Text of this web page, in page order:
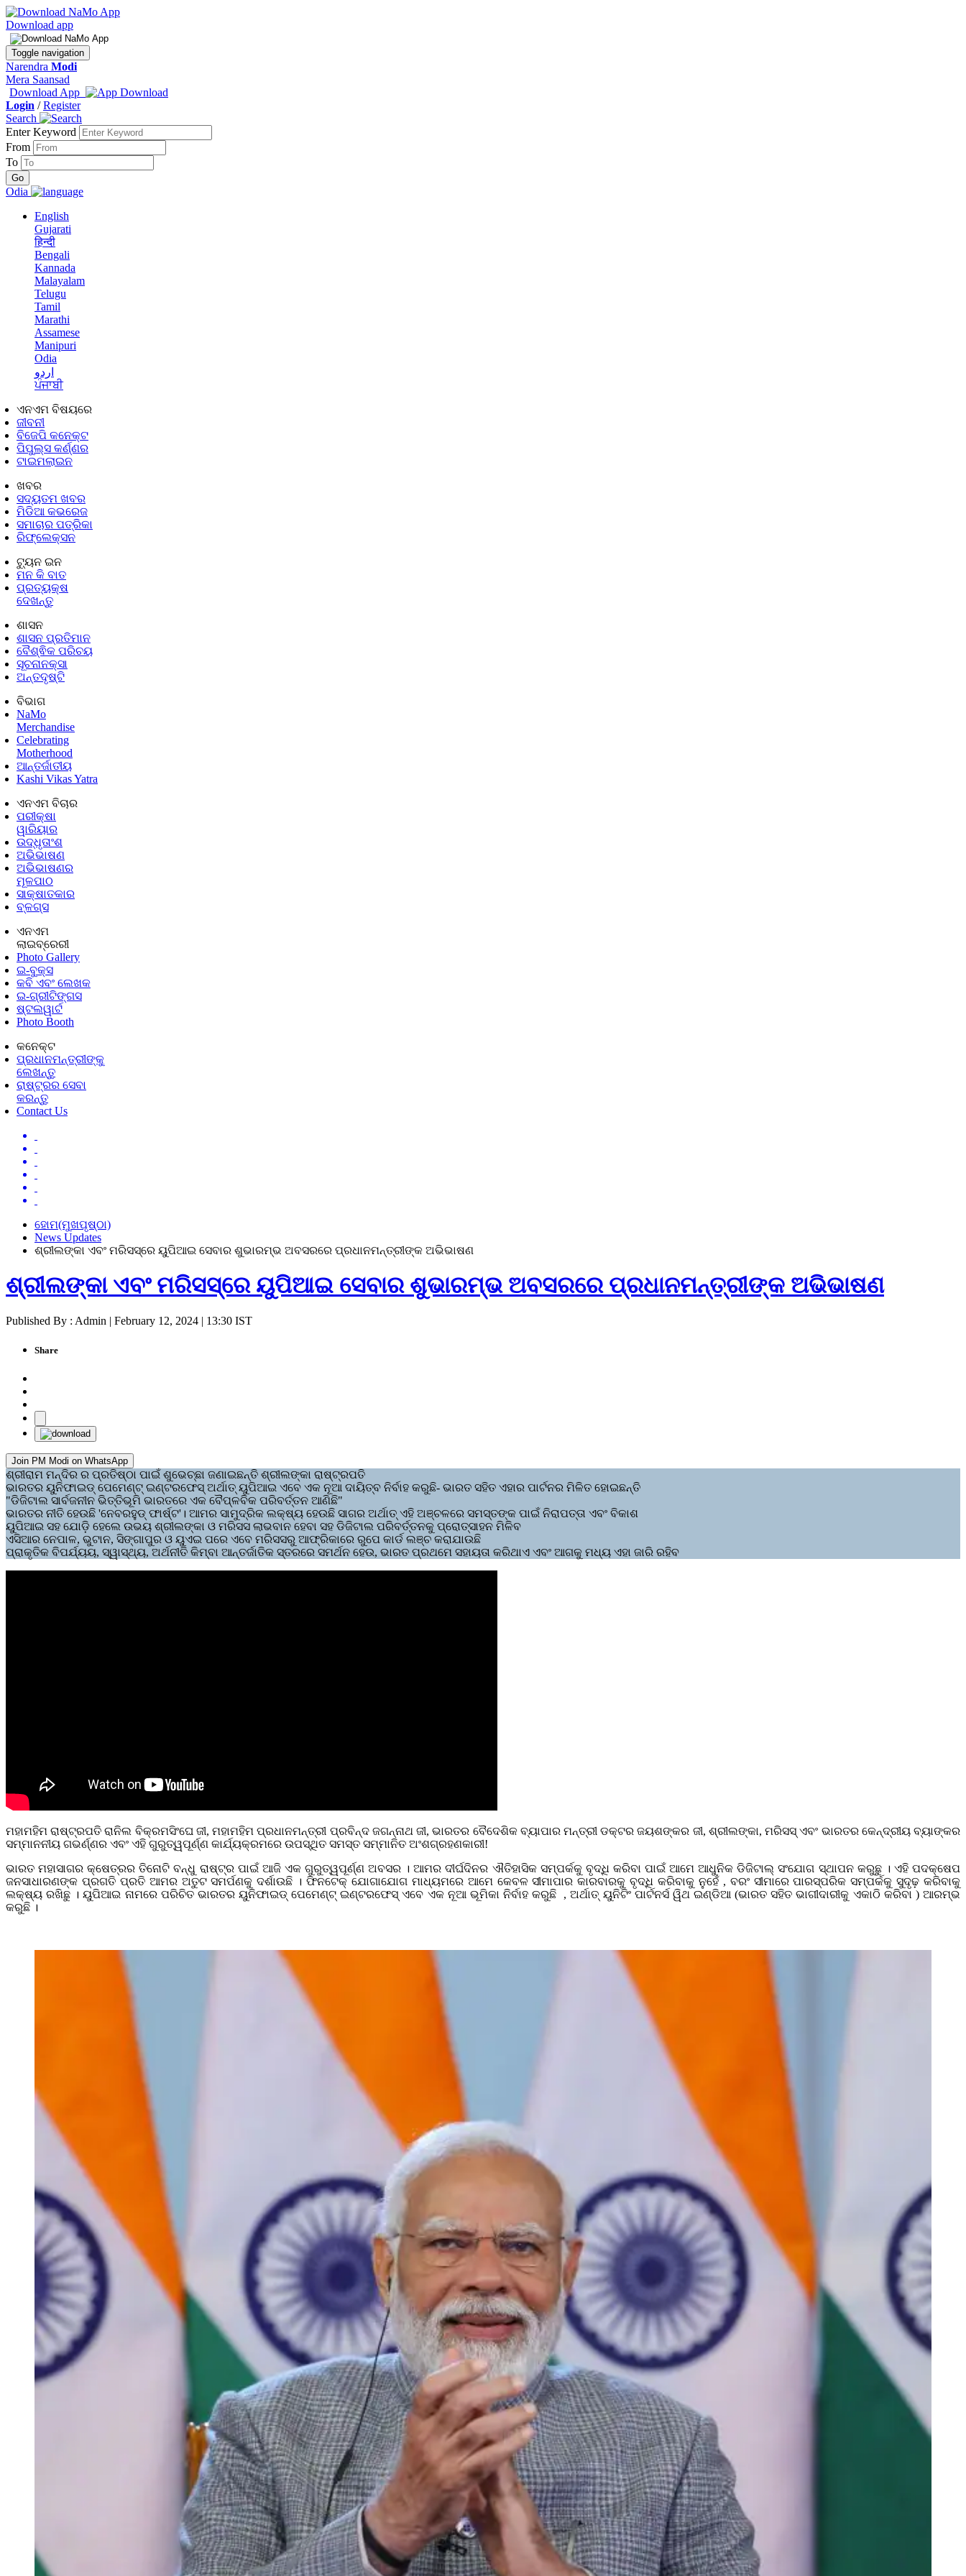
Download app
Toggle navigation
Narendra Modi
Mera Saansad
Download App
Login /Register
Search
Enter Keyword
From
To
Odia
English
Gujarati
हिन्दी
Bengali
Kannada
Malayalam
Telugu
Tamil
Marathi
Assamese
Manipuri
Odia
اردو
ਪੰਜਾਬੀ
ଏନଏମ ବିଷୟରେ
ଜୀବନୀ
ବିଜେପି କନେକ୍ଟ
ପିପୁଲ୍ସ କର୍ଣ୍ଣର
ଟାଇମଲାଇନ
ଖବର
ସଦ୍ୟତମ ଖବର
ମିଡିଆ କଭରେଜ
ସମାଚାର ପତ୍ରିକା
ରିଫ୍ଲେକ୍ସନ
ଟ୍ୟୁନ ଇନ
ମନ କି ବାତ
ପ୍ରତ୍ୟକ୍ଷ
ଦେଖନ୍ତୁ
ଶାସନ
ଶାସନ ପ୍ରତିମାନ
ବୈଶ୍ଵିକ ପରିଚୟ
ସୂଚନାନକ୍ସା
ଅନ୍ତଦୃଷ୍ଟି
ବିଭାଗ
NaMo
Merchandise
Celebrating
Motherhood
ଆନ୍ତର୍ଜାତୀୟ
Kashi Vikas Yatra
ଏନଏମ ବିଚାର
ପରୀକ୍ଷା
ୱାରିୟାର
ଉଦ୍ଧୃତାଂଶ
ଅଭିଭାଷଣ
ଅଭିଭାଷଣର
ମୂଳପାଠ
ସାକ୍ଷାତକାର
ବ୍ଳଗ୍ସ
ଏନଏମ
ଲାଇବ୍ରେରୀ
Photo Gallery
ଇ-ବୁକ୍ସ
କବି ଏବଂ ଲେଖକ
ଇ-ଗ୍ରୀଟିଙ୍ଗସ
ଷ୍ଟଲୱାର୍ଟ
Photo Booth
କନେକ୍ଟ
ପ୍ରଧାନମନ୍ତ୍ରୀଙ୍କୁ
ଲେଖନ୍ତୁ
ରାଷ୍ଟ୍ରର ସେବା
କରନ୍ତୁ
Contact Us
ହୋମ(ମୁଖପୃଷ୍ଠା)
News Updates
ଶ୍ରୀଲଙ୍କା ଏବଂ ମରିସସ୍‌ରେ ୟୁପିଆଇ ସେବାର ଶୁଭାରମ୍ଭ ଅବସରରେ ପ୍ରଧାନମନ୍ତ୍ରୀଙ୍କ ଅଭିଭାଷଣ
ଶ୍ରୀଲଙ୍କା ଏବଂ ମରିସସ୍‌ରେ ୟୁପିଆଇ ସେବାର ଶୁଭାରମ୍ଭ ଅବସରରେ ପ୍ରଧାନମନ୍ତ୍ରୀଙ୍କ ଅଭିଭାଷଣ
Published By : Admin | February 12, 2024 | 13:30 IST
Share
Join PM Modi on WhatsApp
ଶ୍ରୀରାମ ମନ୍ଦିର ର ପ୍ରତିଷ୍ଠା ପାଇଁ ଶୁଭେଚ୍ଛା ଜଣାଇଛନ୍ତି ଶ୍ରୀଲଙ୍କା ରାଷ୍ଟ୍ରପତି
ଭାରତର ୟୁନିଫାଇଡ୍ ପେମେଣ୍ଟ୍ ଇଣ୍ଟରଫେସ୍ ଅର୍ଥାତ୍ ୟୁପିଆଇ ଏବେ ଏକ ନୂଆ ଦାୟିତ୍ବ ନିର୍ବାହ କରୁଛି- ଭାରତ ସହିତ ଏହାର ପାର୍ଟନର ମିଳିତ ହୋଇଛନ୍ତି
"ଡିଜିଟାଲ ସାର୍ବଜନୀନ ଭିତ୍ତିଭୂମି ଭାରତରେ ଏକ ବୈପ୍ଳବିକ ପରିବର୍ତ୍ତନ ଆଣିଛି"
ଭାରତର ନୀତି ହେଉଛି 'ନେବରହୁଡ୍ ଫାର୍ଷ୍ଟ'। ଆମର ସାମୁଦ୍ରିକ ଲକ୍ଷ୍ୟ ହେଉଛି ସାଗର ଅର୍ଥାତ୍ ଏହି ଅଞ୍ଚଳରେ ସମସ୍ତଙ୍କ ପାଇଁ ନିରାପତ୍ତା ଏବଂ ବିକାଶ
ୟୁପିଆଇ ସହ ଯୋଡ଼ି ହେଲେ ଉଭୟ ଶ୍ରୀଲଙ୍କା ଓ ମରିସସ ଲାଭବାନ ହେବା ସହ ଡିଜିଟାଲ ପରିବର୍ତ୍ତନକୁ ପ୍ରୋତ୍ସାହନ ମିଳିବ
ଏସିଆର ନେପାଳ, ଭୁଟାନ, ସିଙ୍ଗାପୁର ଓ ୟୁଏଇ ପରେ ଏବେ ମରିସସରୁ ଆଫ୍ରିକାରେ ରୁପେ କାର୍ଡ ଲଞ୍ଚ କରାଯାଉଛି
ପ୍ରାକୃତିକ ବିପର୍ଯ୍ୟୟ, ସ୍ୱାସ୍ଥ୍ୟ, ଅର୍ଥନୀତି କିମ୍ବା ଆନ୍ତର୍ଜାତିକ ସ୍ତରରେ ସମର୍ଥନ ହେଉ, ଭାରତ ପ୍ରଥମେ ସହାୟତା କରିଥାଏ ଏବଂ ଆଗକୁ ମଧ୍ୟ ଏହା ଜାରି ରହିବ
ମହାମହିମ ରାଷ୍ଟ୍ରପତି ରାନିଲ ବିକ୍ରମସିଂଘେ ଜୀ, ମହାମହିମ ପ୍ରଧାନମନ୍ତ୍ରୀ ପ୍ରବିନ୍ଦ ଜଗନ୍ନାଥ ଜୀ, ଭାରତର ବୈଦେଶିକ ବ୍ୟାପାର ମନ୍ତ୍ରୀ ଡକ୍ଟର ଜୟଶଙ୍କର ଜୀ, ଶ୍ରୀଲଙ୍କା, ମରିସସ୍ ଏବଂ ଭାରତର କେନ୍ଦ୍ରୀୟ ବ୍ୟାଙ୍କର
ସମ୍ମାନନୀୟ ଗଭର୍ଣ୍ଣର ଏବଂ ଏହି ଗୁରୁତ୍ୱପୂର୍ଣ୍ଣ କାର୍ଯ୍ୟକ୍ରମରେ ଉପସ୍ଥିତ ସମସ୍ତ ସମ୍ମାନିତ ଅଂଶଗ୍ରହଣକାରୀ!
ଭାରତ ମହାସାଗର କ୍ଷେତ୍ରର ତିନୋଟି ବନ୍ଧୁ ରାଷ୍ଟ୍ର ପାଇଁ ଆଜି ଏକ ଗୁରୁତ୍ୱପୂର୍ଣ୍ଣ ଅବସର । ଆମର ଦୀର୍ଘଦିନର ଐତିହାସିକ ସମ୍ପର୍କକୁ ବୃଦ୍ଧି କରିବା ପାଇଁ ଆମେ ଆଧୁନିକ ଡିଜିଟାଲ୍ ସଂଯୋଗ ସ୍ଥାପନ କରୁଛୁ । ଏହି ପଦକ୍ଷେପ
ଜନସାଧାରଣଙ୍କ ପ୍ରଗତି ପ୍ରତି ଆମର ଅତୁଟ ସମର୍ପଣକୁ ଦର୍ଶାଉଛି । ଫିନଟେକ୍ ଯୋଗାଯୋଗ ମାଧ୍ୟମରେ ଆମେ କେବଳ ସୀମାପାର କାରବାରକୁ ବୃଦ୍ଧି କରିବାକୁ ନୁହେଁ , ବରଂ ସୀମାରେ ପାରସ୍ପରିକ ସମ୍ପର୍କକୁ ସୁଦୃଢ଼ କରିବାକୁ
ଲକ୍ଷ୍ୟ ରଖିଛୁ । ୟୁପିଆଇ ନାମରେ ପରିଚିତ ଭାରତର ୟୁନିଫାଇଡ୍ ପେମେଣ୍ଟ୍ ଇଣ୍ଟରଫେସ୍ ଏବେ ଏକ ନୂଆ ଭୂମିକା ନିର୍ବାହ କରୁଛି , ଅର୍ଥାତ୍ ୟୁନିଟିଂ ପାର୍ଟନର୍ସ ୱିଥ ଇଣ୍ଡିଆ (ଭାରତ ସହିତ ଭାଗୀଦାରୀକୁ ଏକାଠି କରିବା ) ଆରମ୍ଭ
କରୁଛି ।